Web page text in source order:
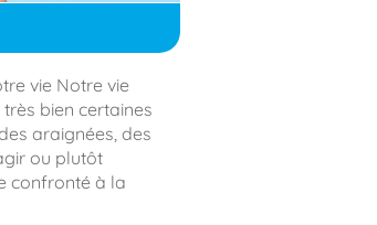
vie Notre vie
bien certaines
araignées, des
ou plutôt
confronté à la